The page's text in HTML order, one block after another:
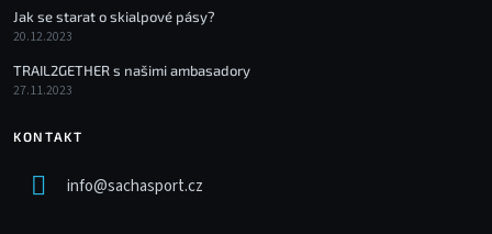
Jak se starat o skialpové pásy?
20.12.2023
TRAIL2GETHER s našimi ambasadory
27.11.2023
KONTAKT
info@sachasport.cz